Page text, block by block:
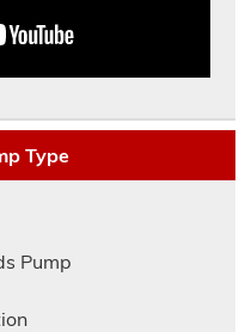
Type
Pump